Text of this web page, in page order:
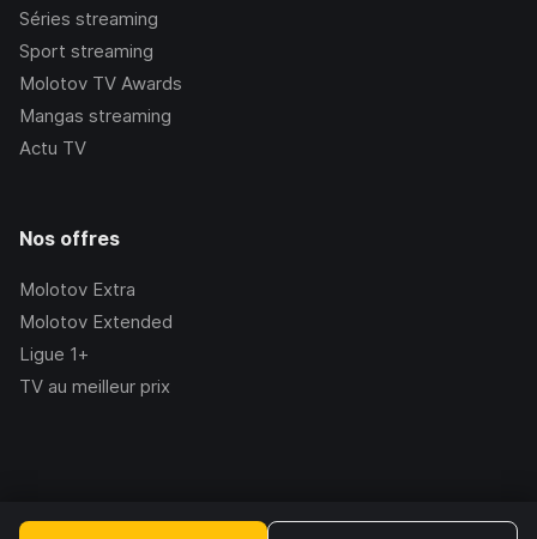
Séries streaming
Sport streaming
Molotov TV Awards
Mangas streaming
Actu TV
Nos offres
Molotov Extra
Molotov Extended
Ligue 1+
TV au meilleur prix
2.228.1